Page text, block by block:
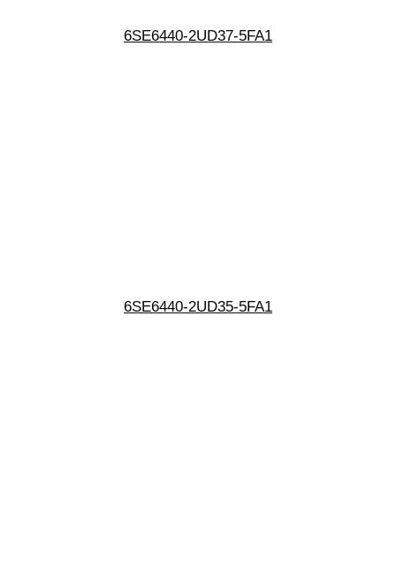
6SE6440-2UD37-5FA1
6SE6440-2UD35-5FA1